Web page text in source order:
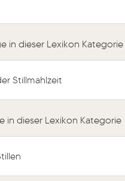
in dieser Lexikon Kategorie
Stillmahlzeit
in dieser Lexikon Kategorie